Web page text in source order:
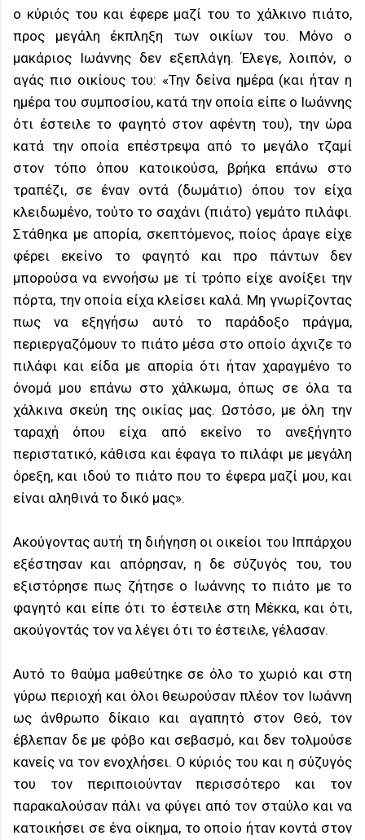
ο κύριός του και έφερε μαζί του το χάλκινο πιάτο,
προς μεγάλη έκπληξη των οικίων του. Μόνο ο
μακάριος Ιωάννης δεν εξεπλάγη. Έλεγε, λοιπόν, ο
αγάς πιο οικίους του: «Την δείνα ημέρα (και ήταν η
ημέρα του συμποσίου, κατά την οποία είπε ο Ιωάννης
ότι έστειλε το φαγητό στον αφέντη του), την ώρα
κατά την οποία επέστρεψα από το μεγάλο τζαμί
στον τόπο όπου κατοικούσα, βρήκα επάνω στο
τραπέζι, σε έναν οντά (δωμάτιο) όπου τον είχα
κλειδωμένο, τούτο το σαχάνι (πιάτο) γεμάτο πιλάφι.
Στάθηκα με απορία, σκεπτόμενος, ποίος άραγε είχε
φέρει εκείνο το φαγητό και προ πάντων δεν
μπορούσα να εννοήσω με τί τρόπο είχε ανοίξει την
πόρτα, την οποία είχα κλείσει καλά. Μη γνωρίζοντας
πως να εξηγήσω αυτό το παράδοξο πράγμα,
περιεργαζόμουν το πιάτο μέσα στο οποίο άχνιζε το
πιλάφι και είδα με απορία ότι ήταν χαραγμένο το
όνομά μου επάνω στο χάλκωμα, όπως σε όλα τα
χάλκινα σκεύη της οικίας μας. Ωστόσο, με όλη την
ταραχή όπου είχα από εκείνο το ανεξήγητο
περιστατικό, κάθισα και έφαγα το πιλάφι με μεγάλη
όρεξη, και ιδού το πιάτο που το έφερα μαζί μου, και
είναι αληθινά το δικό μας».
Ακούγοντας αυτή τη διήγηση οι οικείοι του Ιππάρχου
εξέστησαν και απόρησαν, η δε σύζυγός του, του
εξιστόρησε πως ζήτησε ο Ιωάννης το πιάτο με το
φαγητό και είπε ότι το έστειλε στη Μέκκα, και ότι,
ακούγοντάς τον να λέγει ότι το έστειλε, γέλασαν.
Αυτό το θαύμα μαθεύτηκε σε όλο το χωριό και στη
γύρω περιοχή και όλοι θεωρούσαν πλέον τον Ιωάννη
ως άνθρωπο δίκαιο και αγαπητό στον Θεό, τον
έβλεπαν δε με φόβο και σεβασμό, και δεν τολμούσε
κανείς να τον ενοχλήσει. Ο κύριός του και η σύζυγός
του τον περιποιούνταν περισσότερο και τον
παρακαλούσαν πάλι να φύγει από τον σταύλο και να
κατοικήσει σε ένα οίκημα, το οποίο ήταν κοντά στον